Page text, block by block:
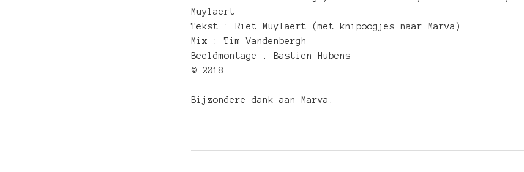
Muylaert
Tekst : Riet Muylaert (met knipoogjes naar Marva)
Mix : Tim Vandenbergh
Beeldmontage : Bastien Hubens
© 2018
Bijzondere dank aan Marva.